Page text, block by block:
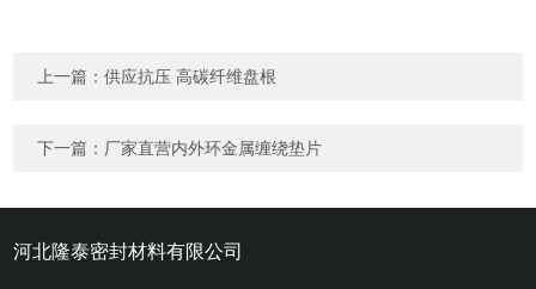
上一篇：供应抗压 高碳纤维盘根
下一篇： 厂家直营内外环金属缠绕垫片
河北隆泰密封材料有限公司